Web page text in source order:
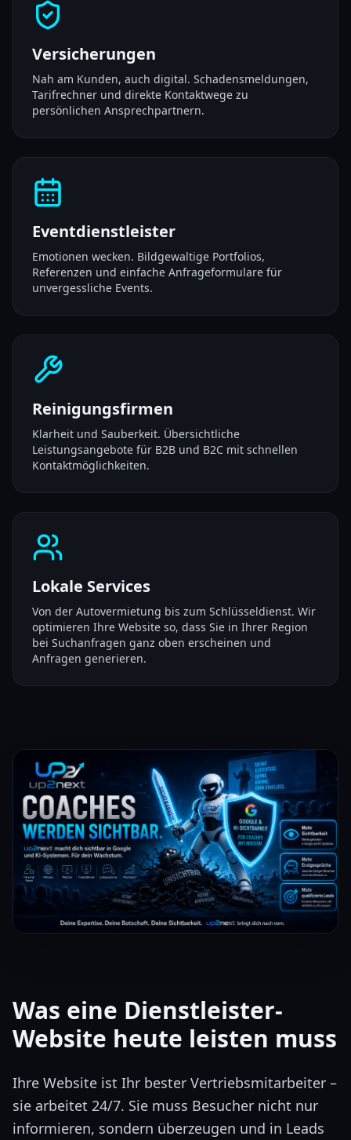
Versicherungen
Nah am Kunden, auch digital. Schadensmeldungen,
Tarifrechner und direkte Kontaktwege zu
persönlichen Ansprechpartnern.
Eventdienstleister
Emotionen wecken. Bildgewaltige Portfolios,
Referenzen und einfache Anfrageformulare für
unvergessliche Events.
Reinigungsfirmen
Klarheit und Sauberkeit. Übersichtliche
Leistungsangebote für B2B und B2C mit schnellen
Kontaktmöglichkeiten.
Lokale Services
Von der Autovermietung bis zum Schlüsseldienst. Wir
optimieren Ihre Website so, dass Sie in Ihrer Region
bei Suchanfragen ganz oben erscheinen und
Anfragen generieren.
Was eine Dienstleister-
Website heute leisten muss
Ihre Website ist Ihr bester Vertriebsmitarbeiter –
sie arbeitet 24/7. Sie muss Besucher nicht nur
informieren, sondern überzeugen und in Leads